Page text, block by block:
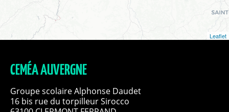
Leaflet
CEMÉA AUVERGNE
Groupe scolaire Alphonse Daudet
16 bis rue du torpilleur Sirocco